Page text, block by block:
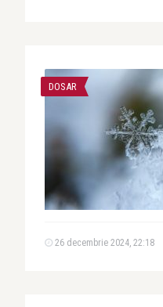
DOSAR
26 decembrie 2024, 22:18